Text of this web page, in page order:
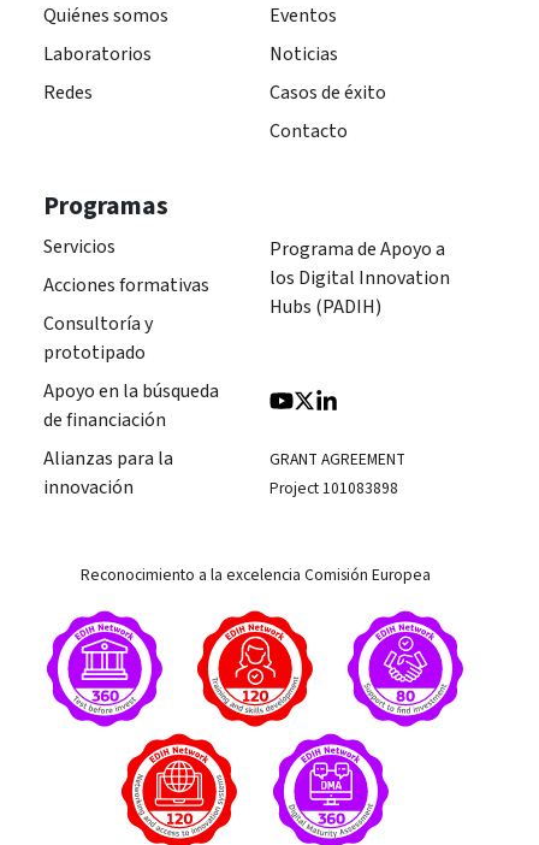
Quiénes somos
Laboratorios
Redes
Eventos
Noticias
Casos de éxito
Contacto
Programas
Servicios
Acciones formativas
Consultoría y
prototipado
Apoyo en la búsqueda
de financiación
Alianzas para la
innovación
Programa de Apoyo a
los Digital Innovation
Hubs (PADIH)
GRANT AGREEMENT
Project 101083898
Reconocimiento a la excelencia Comisión Europea